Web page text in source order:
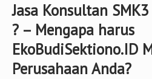
Jasa Konsultan
? – Mengapa harus
EkoBudiSektiono.ID
Perusahaan Anda?